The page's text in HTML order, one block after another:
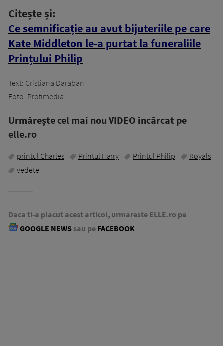
Citește și:
Ce semnificație au avut bijuteriile pe care
Kate Middleton le-a purtat la funeraliile
Prințului Philip
Text: Cristiana Daraban
Foto: Profimedia
Urmăreşte cel mai nou VIDEO incărcat pe
elle.ro
printul Charles Printul Harry Printul Philip
Royals
vedete
Daca ti-a placut acest articol, urmareste ELLE.ro pe
GOOGLE NEWS sau pe FACEBOOK